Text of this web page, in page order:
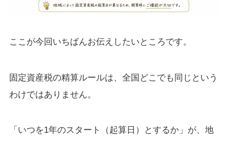
ここが今回いちばんお伝えしたいところです。
固定資産税の精算ルールは、全国どこでも同じという
わけではありません。
「いつを1年のスタート（起算日）とするか」が、地